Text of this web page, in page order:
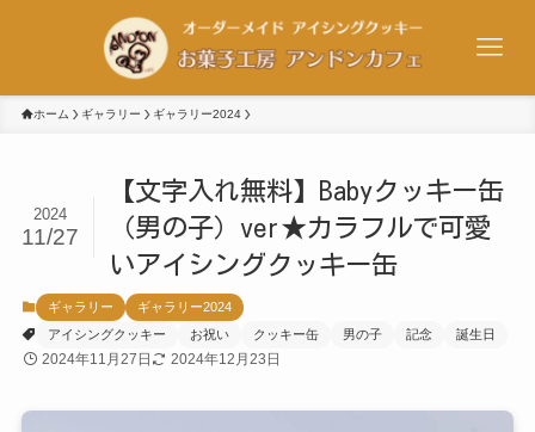
ホーム ギャラリー ギャラリー2024
【文字入れ無料】Babyクッキー缶
（男の子）ver★カラフルで可愛
いアイシングクッキー缶
2024
11/27
ギャラリー
ギャラリー2024
アイシングクッキー
お祝い クッキー缶 男の子 記念 誕生日
2024年11月27日 2024年12月23日